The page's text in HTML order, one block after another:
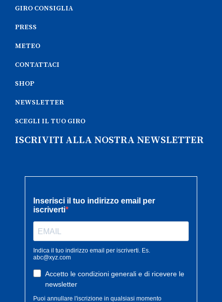
GIRO CONSIGLIA
PRESS
METEO
CONTATTACI
SHOP
NEWSLETTER
SCEGLI IL TUO GIRO
ISCRIVITI ALLA NOSTRA NEWSLETTER